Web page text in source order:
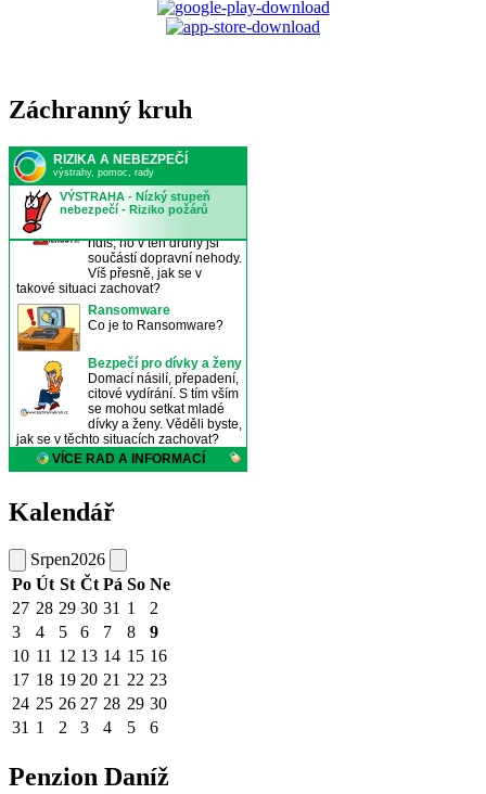
Záchranný kruh
Kalendář
Srpen2026
Po Út St Čt Pá So Ne
27 28 29 30 31 1
2
3
4 5 6 7 8
9
10 11 12 13 14 15 16
17 18 19 20 21 22 23
24 25 26 27 28 29 30
31 1 2 3 4 5 6
Penzion Daníž